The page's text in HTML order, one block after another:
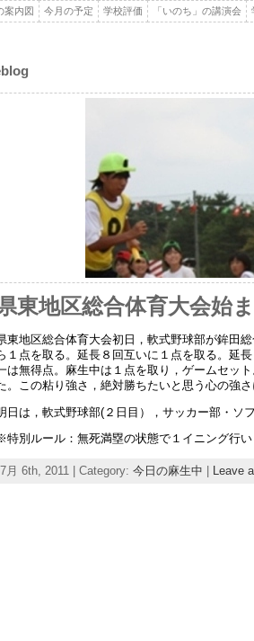
案内図 今月の予定 学校評価 「いのち」の講演会
東地区総合体育大会始
東地区総合体育大会初日，軟式野球部が鉾田
１点を取る。延長８回互いに１点を取る。延
は無得点。麻生中は１点を取り，ゲームセッ
。この粘り強さ，絶対勝ちたいと思う心の強さ
日は，軟式野球部(２日目），サッカー部・ソ
特別ルール：無死満塁の状態で１イニング行
7月 6th, 2011 | Category: 今日の麻生中 Leave